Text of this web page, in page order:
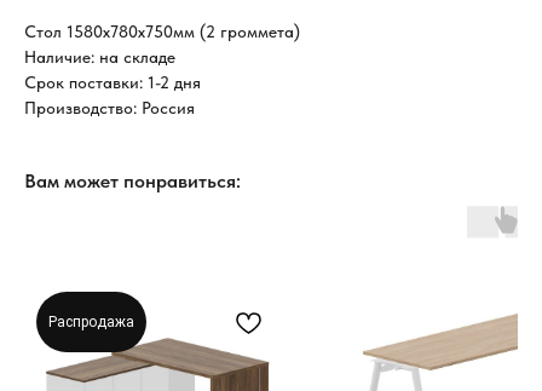
Стол 1580х780х750мм (2 громмета)
Наличие: на складе
Срок поставки: 1-2 дня
Производство: Россия
Вам может понравиться:
Распродажа